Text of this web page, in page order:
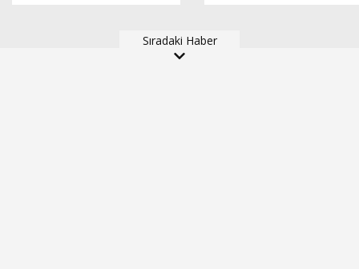
serinledi
Sıradaki Haber